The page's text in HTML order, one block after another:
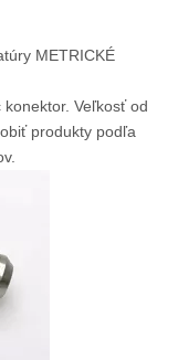
METRICKÉ
Veľkosť od
produkty podľa